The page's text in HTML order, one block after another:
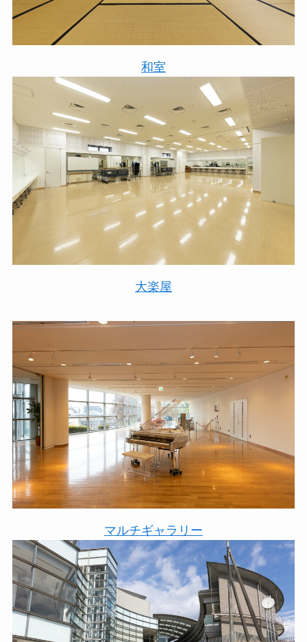
和室
大楽屋
マルチギャラリー